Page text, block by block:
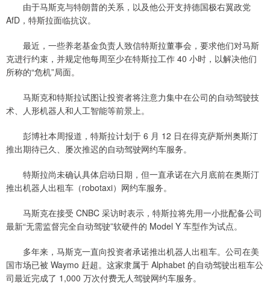
由于马斯克与特朗普的关系，以及他公开支持德国极右翼政党
AfD，特斯拉面临抗议。
最近，一些养老基金负责人致信特斯拉董事会，要求他们对马斯
克进行约束，并规定他每周至少在特斯拉工作 40 小时，以解决他们
所称的“危机”局面。
马斯克和特斯拉试图让投资者将注意力集中在公司的自动驾驶技
术、人形机器人和人工智能等前景上。
彭博社本周报道，特斯拉计划于 6 月 12 日在得克萨斯州奥斯汀
推出期待已久、屡次推迟的自动驾驶网约车服务。
特斯拉尚未确认具体启动日期，但一直承诺在六月底前在奥斯汀
推出机器人出租车（robotaxi）网约车服务。
马斯克在接受 CNBC 采访时表示，特斯拉将先用一小批配备公司
最新“无需监督完全自动驾驶”软硬件的 Model Y 车型作为试点。
多年来，马斯克一直向投资者承诺推出机器人出租车。公司在美
国市场已被 Waymo 赶超。这家隶属于 Alphabet 的自动驾驶出租车公
司最近完成了 1,000 万次付费无人驾驶网约车服务。